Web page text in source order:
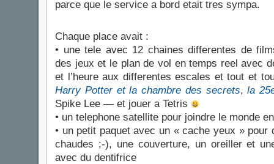
parce que le service a bord etait tres sympa.
Chaque place avait :
• une tele avec 12 chaines differentes de
des jeux et le plan de vol en temps reel avec
et l’heure aux differentes escales et tout et
Harry Potter et la chambre des secrets,la
Spike Lee — et jouer a Tetris
• un telephone satellite pour joindre le monde
• un petit paquet avec un « cache yeux » pour
chaudes ;-), une couverture, un oreiller et
avec du dentifrice